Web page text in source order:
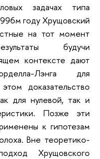
задачах типа
году Хрущовский
на тот момент
будучи
контексте дают
Лэнга для
доказательство
для нулевой, так и
Позже эти
к гипотезам
Вне теоретико-
Хрущовского